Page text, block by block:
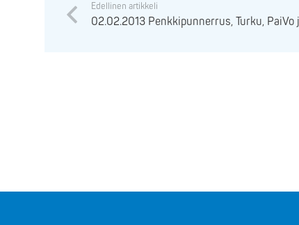
Edellinen artikkeli
02.02.2013 Penkkipunnerrus, Turku, PaiVo